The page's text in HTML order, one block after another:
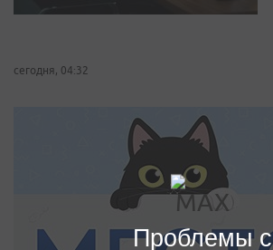
сегодня, 04:32
Проблемы с